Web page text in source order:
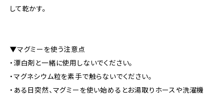
して乾かす。
▼マグミーを使う注意点
・漂白剤と一緒に使用しないでください。
・マグネシウム粒を素手で触らないでください。
・ある日突然、マグミーを使い始めるとお湯取りホースや洗濯機